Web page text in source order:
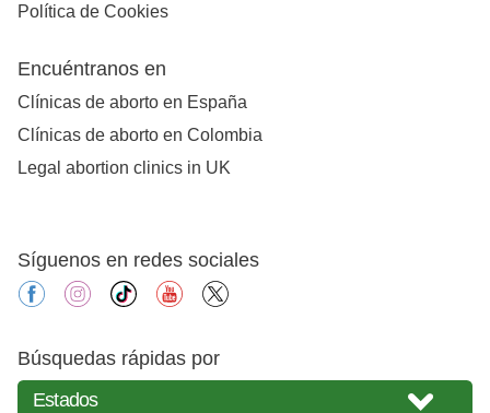
Política de Cookies
Encuéntranos en
Clínicas de aborto en España
Clínicas de aborto en Colombia
Legal abortion clinics in UK
Síguenos en redes sociales
facebookinstagram
tiktok youtube
Búsquedas rápidas por